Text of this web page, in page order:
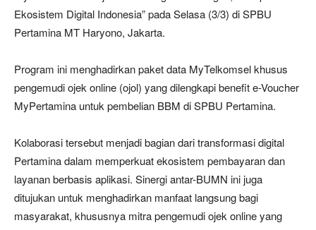
Ekosistem Digital Indonesia” pada Selasa (3/3) di SPBU
Pertamina MT Haryono, Jakarta.
Program ini menghadirkan paket data MyTelkomsel khusus
pengemudi ojek online (ojol) yang dilengkapi benefit e-Voucher
MyPertamina untuk pembelian BBM di SPBU Pertamina.
Kolaborasi tersebut menjadi bagian dari transformasi digital
Pertamina dalam memperkuat ekosistem pembayaran dan
layanan berbasis aplikasi. Sinergi antar-BUMN ini juga
ditujukan untuk menghadirkan manfaat langsung bagi
masyarakat, khususnya mitra pengemudi ojek online yang